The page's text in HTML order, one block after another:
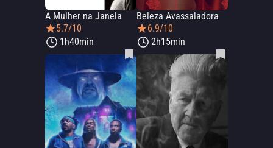
A Mulher na Janela
5.7/10
1h40min
Beleza Avassaladora
6.9/10
2h15min